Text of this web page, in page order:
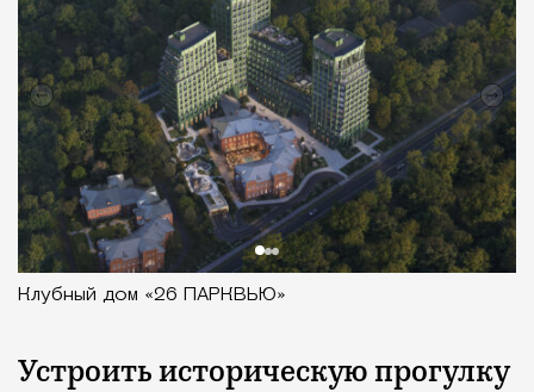
Клубный дом «26 ПАРКВЬЮ»
Устроить историческую прогулку